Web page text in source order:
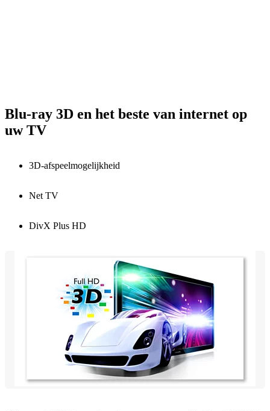
Blu-ray 3D en het beste van internet op
uw TV
3D-afspeelmogelijkheid
Net TV
DivX Plus HD